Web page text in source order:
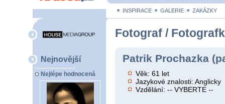
INSPIRACE GALERIE ZAKÁZKY
Nejnovější
Nejlépe hodnocená
Fotograf /
Patrik Prochazka
Věk: 61 let
Jazykové znalosti: Anglicky
Vzdělání: -- VYBERTE --